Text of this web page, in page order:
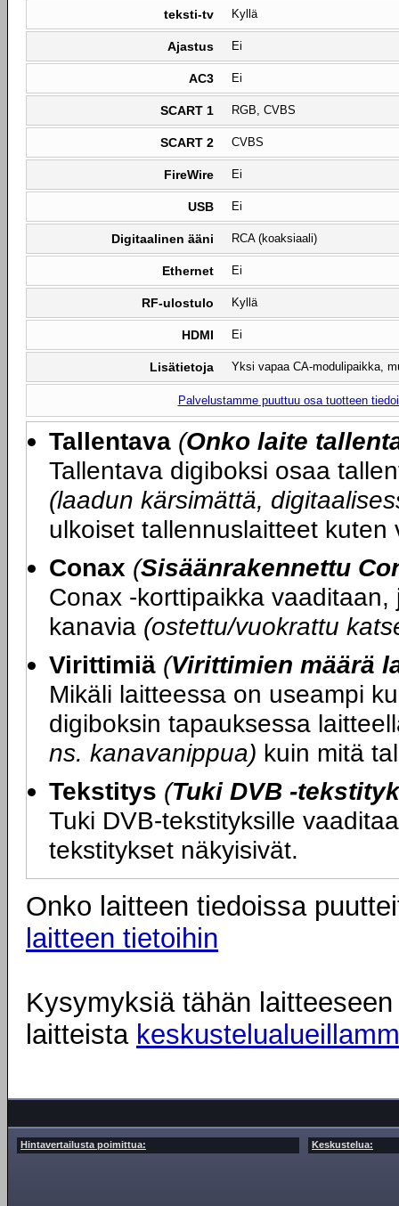
teksti-tv Kyllä
Ajastus Ei
AC3 Ei
SCART 1 RGB, CVBS
SCART 2 CVBS
FireWire Ei
USB Ei
Digitaalinen ääni RCA (koaksiaali)
Ethernet Ei
RF-ulostulo Kyllä
HDMI Ei
Lisätietoja Yksi vapaa CA-modulipaikka,
Palvelustamme puuttuu osa tuotteen
Tallentava (Onko laite
Tallentava digiboksi osaa
(laadun kärsimättä,
ulkoiset tallennuslaitteet kuten
Conax (Sisäänrakennettu
Conax -korttipaikka
kanavia (ostettu/vuokrattu
Virittimiä (Virittimien määrä
Mikäli laitteessa on useampi
digiboksin tapauksessa
ns. kanavanippua) kuin mitä
Tekstitys (Tuki DVB -
Tuki DVB-tekstityksille
tekstitykset näkyisivät.
Onko laitteen tiedoissa
laitteen tietoihin
Kysymyksiä tähän
laitteista
Hintavertailusta poimittua: Keskustelua: